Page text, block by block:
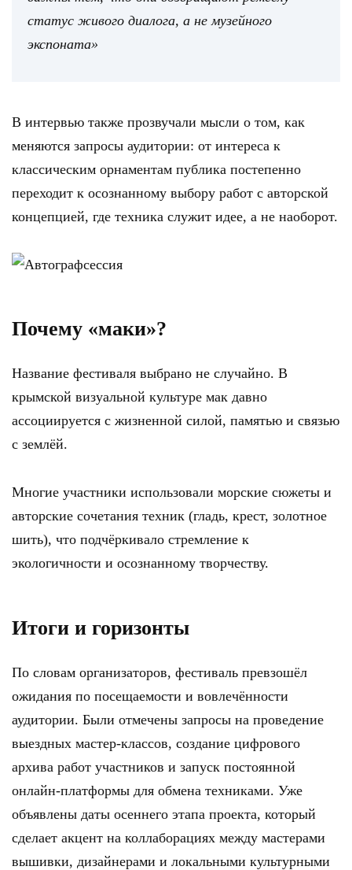
статус живого диалога, а не музейного
экспоната»
В интервью также прозвучали мысли о том, как
меняются запросы аудитории: от интереса к
классическим орнаментам публика постепенно
переходит к осознанному выбору работ с авторской
концепцией, где техника служит идее, а не наоборот.
Почему «маки»?
Название фестиваля выбрано не случайно. В
крымской визуальной культуре мак давно
ассоциируется с жизненной силой, памятью и связью
с землёй.
Многие участники использовали морские сюжеты и
авторские сочетания техник (гладь, крест, золотное
шить), что подчёркивало стремление к
экологичности и осознанному творчеству.
Итоги и горизонты
По словам организаторов, фестиваль превзошёл
ожидания по посещаемости и вовлечённости
аудитории. Были отмечены запросы на проведение
выездных мастер-классов, создание цифрового
архива работ участников и запуск постоянной
онлайн-платформы для обмена техниками. Уже
объявлены даты осеннего этапа проекта, который
сделает акцент на коллаборациях между мастерами
вышивки, дизайнерами и локальными культурными